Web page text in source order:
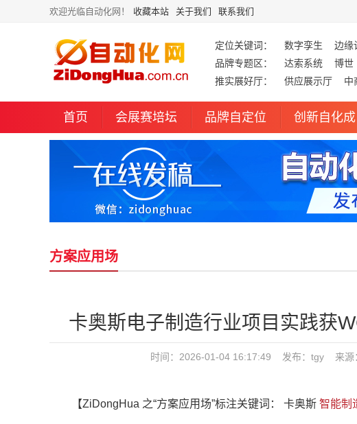
欢迎光临自动化网！ 收藏本站 关于我们 联系我们
定位关键词： 数字孪生 边缘
品牌专题区：
达索系统 博世
推实展好厅：
供应展示厅 中
首页 会展赛培坛 品牌自定位 创新自化成
方案应用场
卡奥斯电子制造行业项目实践获
时间：2026-01-04 16:17:49 发布：tgy 来源
【ZiDongHua 之“方案应用场”标注关键词： 卡奥斯 智能制